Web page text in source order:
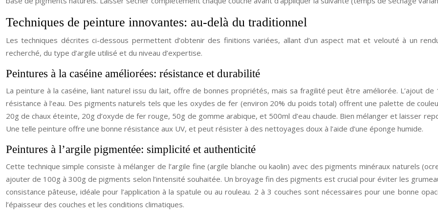
Techniques de peinture innovantes: au-delà du traditionnel
Les techniques décrites ci-dessous permettent d’obtenir des finitions variées, allant d’un aspect mat et velouté à un
recherché, du type d’argile utilisé et du niveau d’expertise.
Peintures à la caséine améliorées: résistance et durabilité
La peinture à la caséine, liant naturel issu du lait, offre de bonnes propriétés, mais sa fragilité peut être améliorée. L’ajout
résistance à l’eau. Des pigments naturels tels que les oxydes de fer (environ 20% du poids total) offrent une palette de
20g de chaux éteinte, 20g d’oxyde de fer rouge, 50g de gomme arabique, et 500ml d’eau chaude. Bien mélanger et laisser
Une telle peinture offre une bonne résistance aux UV, et peut résister à des nettoyages doux à l’aide d’une éponge humide.
Peintures à l’argile pigmentée: simplicité et authenticité
Cette technique simple consiste à mélanger de l’argile fine (argile blanche ou kaolin) avec des pigments minéraux naturels
ajouter de 100g à 300g de pigments selon l’intensité souhaitée. Un broyage fin des pigments est crucial pour éviter les
consistance pâteuse, idéale pour l’application à la spatule ou au rouleau. 2 à 3 couches sont nécessaires pour une bonne
l’épaisseur des couches et les conditions climatiques.